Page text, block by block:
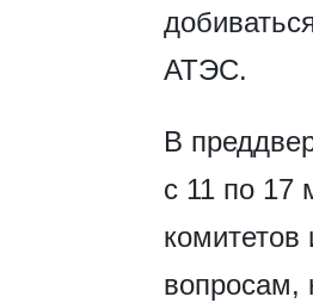
АТЭС.
В
с 11 по 17
вопросам,